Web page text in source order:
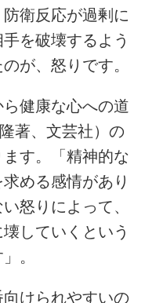
衛反応が過剰に
を破壊するよう
が、怒りです。
健康な心への道
著、文芸社） の
す。「精神的な
める感情があり
怒りによって、
していくという
。
けられやすいの